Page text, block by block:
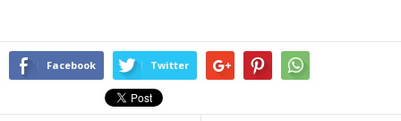
Facebook Twitter